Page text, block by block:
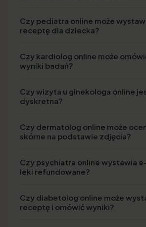
Czy pediatra online może
receptę dla dziecka?
Czy kardiolog online może
wyniki badań?
Czy wizyta u ginekologa online
dyskretna?
Czy dermatolog online może
skórne na podstawie zdjęcia?
Czy psychiatra online wystawia
leki refundowane?
Czy diabetolog online może
receptę i omówić wyniki?